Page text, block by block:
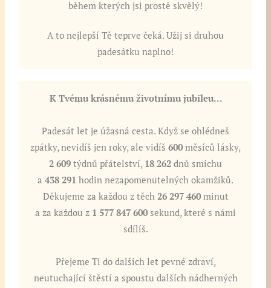
během kterých jsi prostě skvělý!
A to nejlepší Tě teprve čeká. Užij si druhou
padesátku naplno!
K Tvému krásnému životnímu jubileu…
Padesát let je úžasná cesta. Když se ohlédneš
zpátky, nevidíš jen roky, ale vidíš 600 měsíců lásky,
2 609 týdnů přátelství, 18 262 dnů smíchu
a 438 291 hodin nezapomenutelných okamžiků.
Děkujeme za každou z těch 26 297 460minut
a za každou z 1 577 847 600 sekund, které s námi
sdílíš.
Přejeme Ti do dalších let pevné zdraví,
neutuchající štěstí a spoustu dalších nádherných